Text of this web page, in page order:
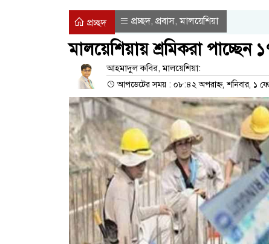
প্রচ্ছদ প্রচ্ছদ, প্রবাস,মালয়েশিয়া
মালয়েশিয়ায় শ্রমিকরা পাচ্ছেন
আহমাদুল কবির, মালয়েশিয়া:
আপডেটের সময় : ০৮:৪২ অপরাহ্ন, শনিবার, ১